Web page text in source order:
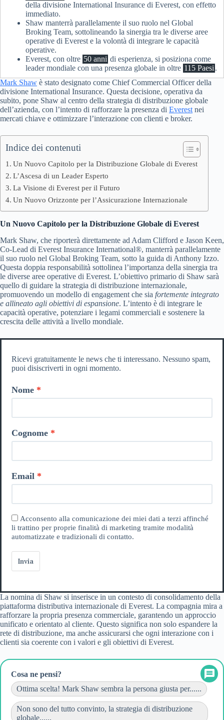
della divisione International Insurance di Everest, con effetto
immediato.
Shaw manterrà parallelamente il suo ruolo nel Global
Broking Team, sottolineando la sinergia tra le diverse aree
operative di Everest e la volontà di integrare le capacità
operative.
Everest, con oltre 50 anni di esperienza, si posiziona come
leader mondiale con una presenza globale in oltre 115 Paesi .
Mark Shaw è stato designato come Chief Commercial Officer della
divisione International Insurance. Questa decisione, operativa da
subito, pone Shaw al centro della strategia di distribuzione globale
dell’azienda, con l’intento di rafforzare la presenza di Everest nei
mercati chiave e ottimizzare l’interazione con clienti e broker.
Indice dei contenuti
Un Nuovo Capitolo per la Distribuzione Globale di Everest
L’Ascesa di un Leader Esperto
La Visione di Everest per il Futuro
Un Nuovo Orizzonte per l’Assicurazione Internazionale
Un Nuovo Capitolo per la Distribuzione Globale di Everest
Mark Shaw, che riporterà direttamente ad Adam Clifford e Jason Keen,
Co-Lead di Everest Insurance International®, manterrà parallelamente
il suo ruolo nel Global Broking Team, sotto la guida di Anthony Izzo.
Questa doppia responsabilità sottolinea l’importanza della sinergia tra
le diverse aree operative di Everest. L’obiettivo primario di Shaw sarà
quello di guidare la strategia di distribuzione internazionale,
promuovendo un modello di engagement che sia fortemente integrato
e allineato agli obiettivi di espansione. L’intento è di integrare le
capacità operative, potenziare i legami commerciali e sostenere la
crescita delle attività a livello mondiale.
Ricevi gratuitamente le news che ti interessano. Nessuno spam,
puoi disiscriverti in ogni momento.
Nome
Cognome
Email
Acconsento alla comunicazione dei miei dati a terzi affinché
li trattino per proprie finalità di marketing tramite modalità
automatizzate e tradizionali di contatto.
Invia
La nomina di Shaw si inserisce in un contesto di consolidamento della
piattaforma distributiva internazionale di Everest. La compagnia mira a
rafforzare la propria presenza commerciale, garantendo un approccio
unificato e orientato al cliente. Questo significa non solo espandere la
rete di distribuzione, ma anche assicurarsi che ogni interazione con i
clienti sia coerente con i valori e gli obiettivi di Everest.
Cosa ne pensi?
Ottima scelta! Mark Shaw sembra la persona giusta per......
Non sono del tutto convinto, la strategia di distribuzione
globale......